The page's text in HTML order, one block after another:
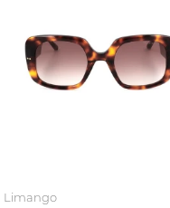
Limango